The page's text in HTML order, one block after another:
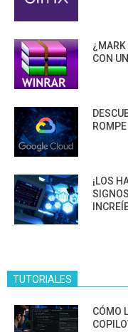
¿MARK
CON
¡LOS
TUTORIALES
CÓMO